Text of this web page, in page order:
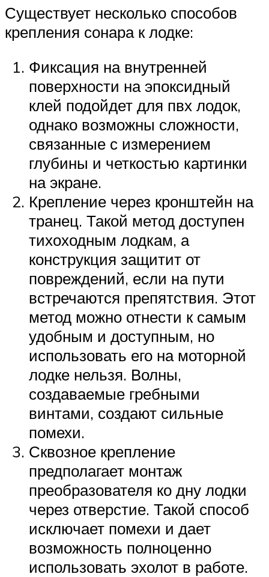
Существует несколько способов
крепления сонара к лодке:
Фиксация на внутренней
поверхности на эпоксидный
клей подойдет для пвх лодок,
однако возможны сложности,
связанные с измерением
глубины и четкостью картинки
на экране.
Крепление через кронштейн на
транец. Такой метод доступен
тихоходным лодкам, а
конструкция защитит от
повреждений, если на пути
встречаются препятствия. Этот
метод можно отнести к самым
удобным и доступным, но
использовать его на моторной
лодке нельзя. Волны,
создаваемые гребными
винтами, создают сильные
помехи.
Сквозное крепление
предполагает монтаж
преобразователя ко дну лодки
через отверстие. Такой способ
исключает помехи и дает
возможность полноценно
использовать эхолот в работе.